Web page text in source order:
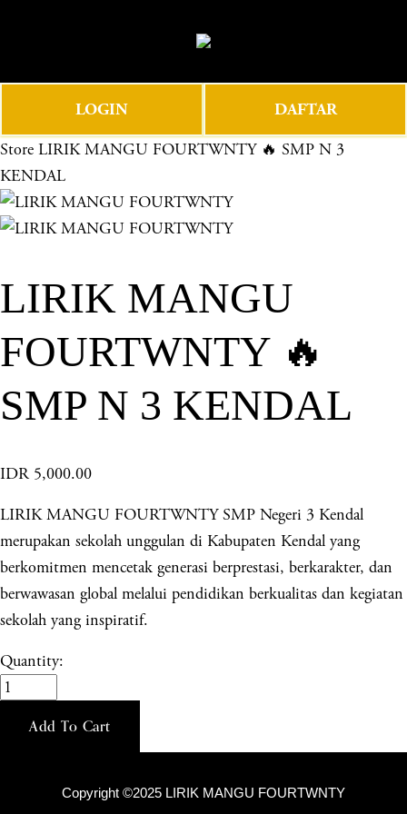
e
e
n
u
LOGIN DAFTAR
Store LIRIK MANGU FOURTWNTY 🔥 SMP N 3
KENDAL
LIRIK MANGU
FOURTWNTY 🔥
SMP N 3 KENDAL
IDR 5,000.00
LIRIK MANGU FOURTWNTY SMP Negeri 3 Kendal
merupakan sekolah unggulan di Kabupaten Kendal yang
berkomitmen mencetak generasi berprestasi, berkarakter, dan
berwawasan global melalui pendidikan berkualitas dan kegiatan
sekolah yang inspiratif.
Quantity:
Add To Cart
Copyright ©2025 LIRIK MANGU FOURTWNTY